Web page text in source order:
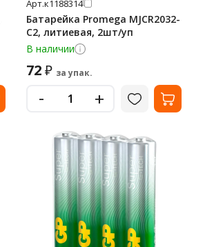
Арт.к1188314
Батарейка Promega MJCR2032-
C2, литиевая, 2шт/уп
В наличии
72₽ за упак.
- +